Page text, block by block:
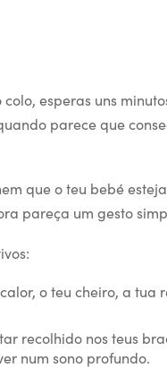
esperas uns
parece que
que o teu bebé
pareça um gesto
o teu cheiro, a
recolhido nos teus
num sono profundo.